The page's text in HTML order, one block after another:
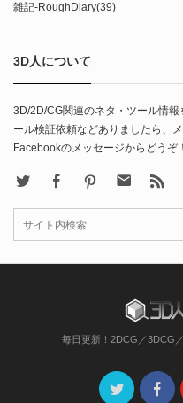
雑記-RoughDiary(39)
3D人について
3D/2D/CG関連のネタ・ツール情
ール検証依頼などありましたら、
Facebookのメッセージからどうぞ！
FacebookPinterest Contact
毎日更新！2DCG／3DCG